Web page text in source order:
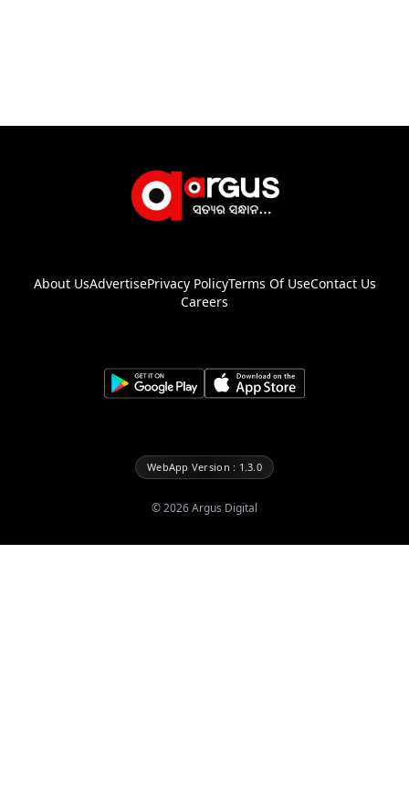
About UsAdvertisePrivacy PolicyTerms Of UseContact Us
Careers
WebApp Version : 1.3.0
©2026Argus Digital